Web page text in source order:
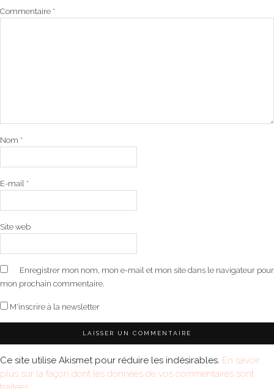
Commentaire *
Nom *
E-mail *
Site web
Enregistrer mon nom, mon e-mail et mon site dans le navigateur pour
mon prochain commentaire.
M'inscrire à la newsletter
Ce site utilise Akismet pour réduire les indésirables. En savoir
plus sur la façon dont les données de vos commentaires sont